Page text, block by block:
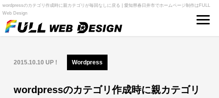
wordpressのカテゴリ作成時に親カテゴリが毎回なしに戻る | 愛知県春日井市でホームページ制作はFULL
Web Design
2015.10.10 UP ! Wordpress
wordpressのカテゴリ作成時に親カテゴリ